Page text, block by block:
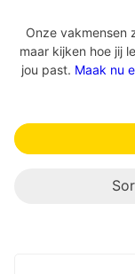
Onze vakmensen
maar kijken hoe jij
jou past. Maak nu